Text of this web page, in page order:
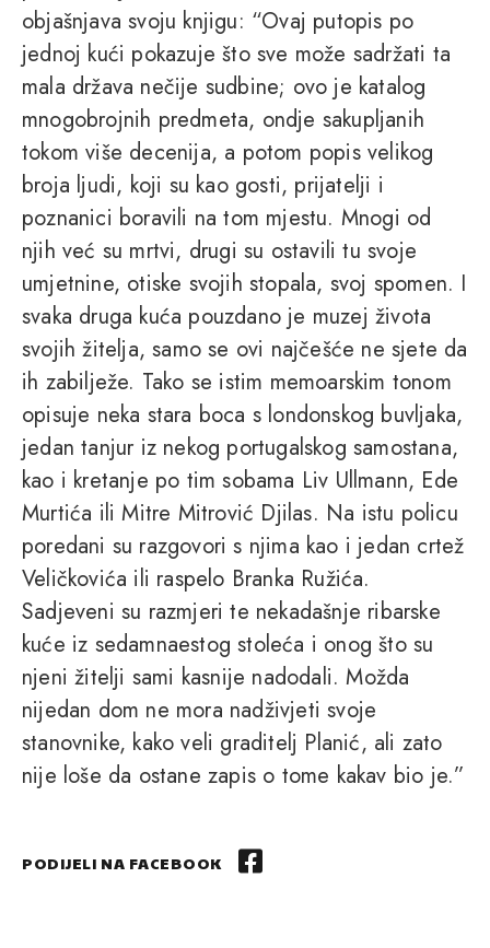
objašnjava svoju knjigu: “Ovaj putopis po
jednoj kući pokazuje što sve može sadržati ta
mala država nečije sudbine; ovo je katalog
mnogobrojnih predmeta, ondje sakupljanih
tokom više decenija, a potom popis velikog
broja ljudi, koji su kao gosti, prijatelji i
poznanici boravili na tom mjestu. Mnogi od
njih već su mrtvi, drugi su ostavili tu svoje
umjetnine, otiske svojih stopala, svoj spomen. I
svaka druga kuća pouzdano je muzej života
svojih žitelja, samo se ovi najčešće ne sjete da
ih zabilježe. Tako se istim memoarskim tonom
opisuje neka stara boca s londonskog buvljaka,
jedan tanjur iz nekog portugalskog samostana,
kao i kretanje po tim sobama Liv Ullmann, Ede
Murtića ili Mitre Mitrović Djilas. Na istu policu
poredani su razgovori s njima kao i jedan crtež
Veličkovića ili raspelo Branka Ružića.
Sadjeveni su razmjeri te nekadašnje ribarske
kuće iz sedamnaestog stoleća i onog što su
njeni žitelji sami kasnije nadodali. Možda
nijedan dom ne mora nadživjeti svoje
stanovnike, kako veli graditelj Planić, ali zato
nije loše da ostane zapis o tome kakav bio je.”
PODIJELI NA FACEBOOK